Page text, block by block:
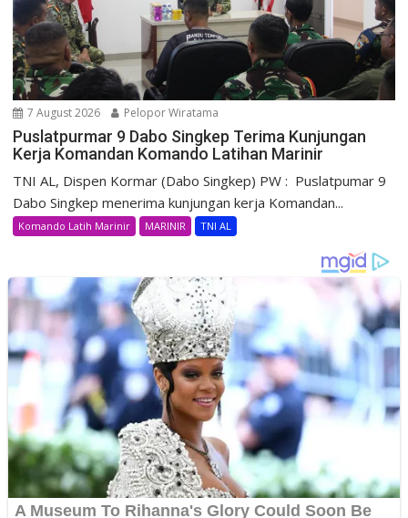
7 August 2026 Pelopor Wiratama
Puslatpurmar 9 Dabo Singkep Terima Kunjungan
Kerja Komandan Komando Latihan Marinir
TNI AL, Dispen Kormar (Dabo Singkep) PW : Puslatpumar 9
Dabo Singkep menerima kunjungan kerja Komandan...
Komando Latih Marinir MARINIR TNI AL